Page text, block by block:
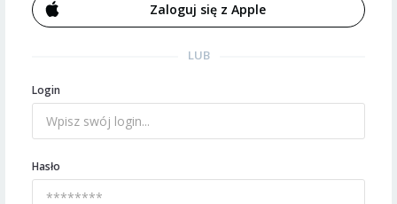
Zaloguj się z Apple
LUB
Login
Hasło